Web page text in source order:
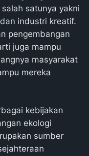
satunya yakni
industri kreatif.
pengembangan
juga mampu
masyarakat
mereka
kebijakan
ekologi
sumber